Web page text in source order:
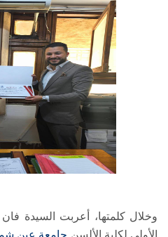
وخلال كلمتها، أعربت السيدة فان